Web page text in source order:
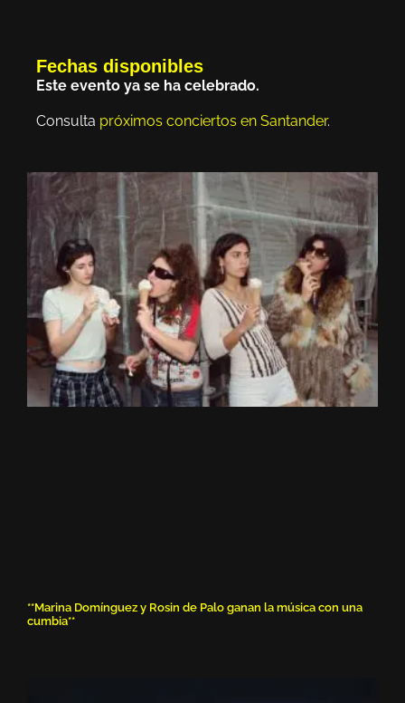
Fechas disponibles
Este evento ya se ha celebrado.
Consulta próximos conciertos en Santander.
**Marina Domínguez y Rosin de Palo ganan la música con una
cumbia**